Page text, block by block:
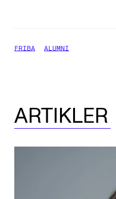
FRIBA ALUMNI
ARTIKLER